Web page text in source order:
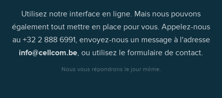
Utilisez notre interface en ligne. Mais nous pouvons
également tout mettre en place pour vous. Appelez-nous
au +32 2 888 6991, envoyez-nous un message à l'adresse
info@cellcom.be, ou utilisez le formulaire de contact.
Nous vous répondrons le jour même.